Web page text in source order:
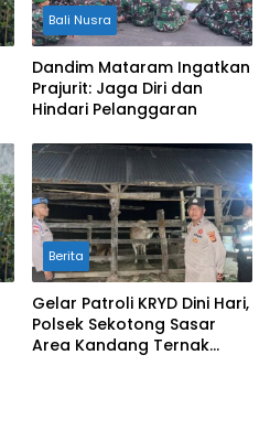
Bali Nusra
Dandim Mataram Ingatkan
Prajurit: Jaga Diri dan
Hindari Pelanggaran
Berita
Gelar Patroli KRYD Dini Hari,
Polsek Sekotong Sasar
Area Kandang Ternak